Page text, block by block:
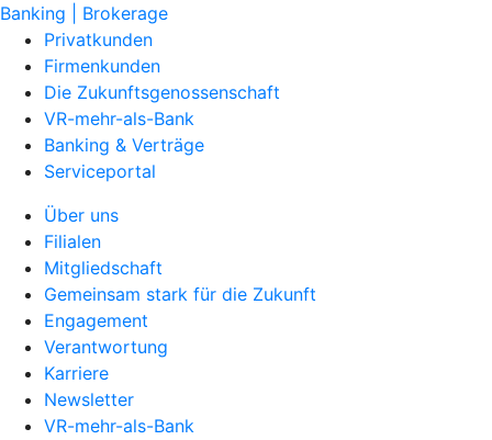
Banking | Brokerage
Privatkunden
Firmenkunden
Die Zukunftsgenossenschaft
VR-mehr-als-Bank
Banking & Verträge
Serviceportal
Über uns
Filialen
Mitgliedschaft
Gemeinsam stark für die Zukunft
Engagement
Verantwortung
Karriere
Newsletter
VR-mehr-als-Bank